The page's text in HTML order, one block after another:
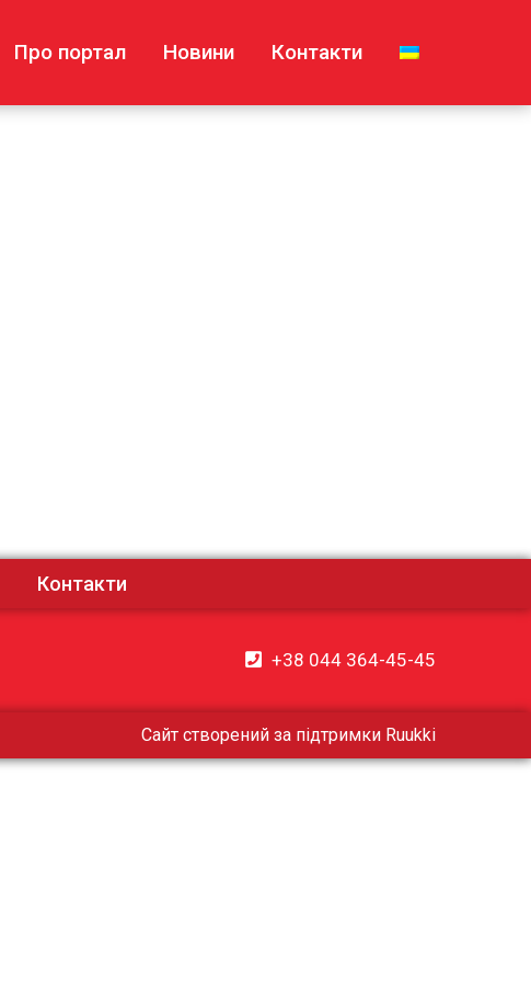
Про портал Новини Контакти
Контакти
+38 044 364-45-45
Сайт створений за підтримки Ruukki